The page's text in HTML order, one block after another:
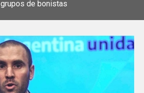
grupos de bonistas